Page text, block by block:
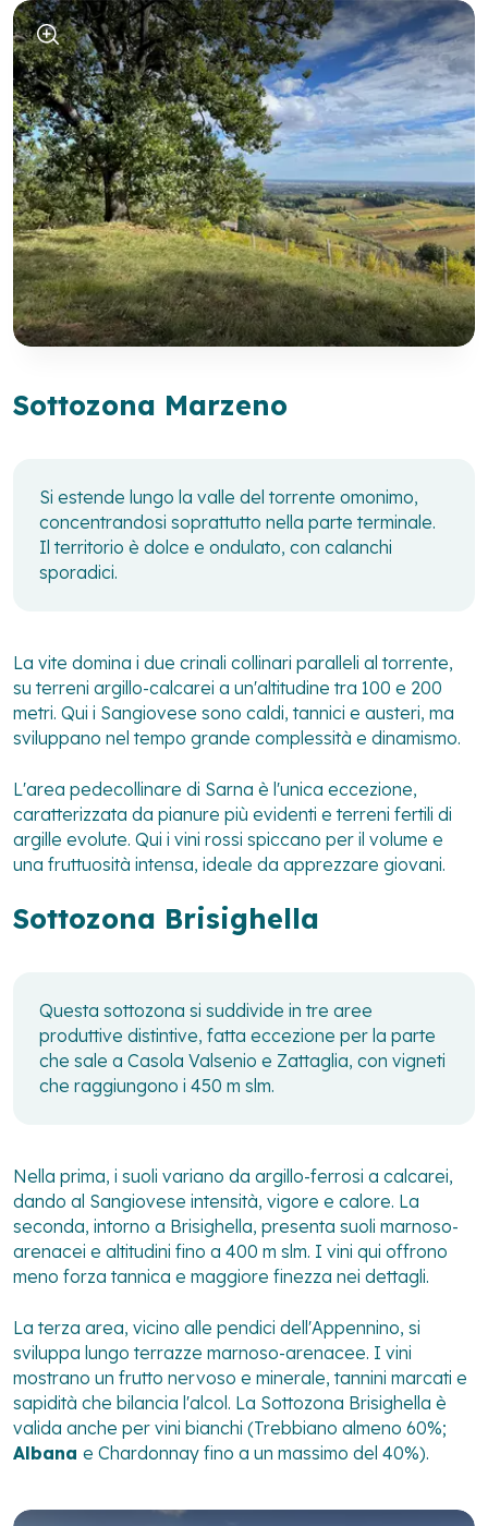
Sottozona Marzeno
Si estende lungo la valle del torrente omonimo,
concentrandosi soprattutto nella parte terminale.
Il territorio è dolce e ondulato, con calanchi
sporadici.
La vite domina i due crinali collinari paralleli al torrente,
su terreni argillo-calcarei a un'altitudine tra 100 e 200
metri. Qui i Sangiovese sono caldi, tannici e austeri, ma
sviluppano nel tempo grande complessità e dinamismo.
L'area pedecollinare di Sarna è l'unica eccezione,
caratterizzata da pianure più evidenti e terreni fertili di
argille evolute. Qui i vini rossi spiccano per il volume e
una fruttuosità intensa, ideale da apprezzare giovani.
Sottozona Brisighella
Questa sottozona si suddivide in tre aree
produttive distintive, fatta eccezione per la parte
che sale a Casola Valsenio e Zattaglia, con vigneti
che raggiungono i 450 m slm.
Nella prima, i suoli variano da argillo-ferrosi a calcarei,
dando al Sangiovese intensità, vigore e calore. La
seconda, intorno a Brisighella, presenta suoli marnoso-
arenacei e altitudini fino a 400 m slm. I vini qui offrono
meno forza tannica e maggiore finezza nei dettagli.
La terza area, vicino alle pendici dell'Appennino, si
sviluppa lungo terrazze marnoso-arenacee. I vini
mostrano un frutto nervoso e minerale, tannini marcati e
sapidità che bilancia l'alcol. La Sottozona Brisighella è
valida anche per vini bianchi (Trebbiano almeno 60%;
Albana e Chardonnay fino a un massimo del 40%).